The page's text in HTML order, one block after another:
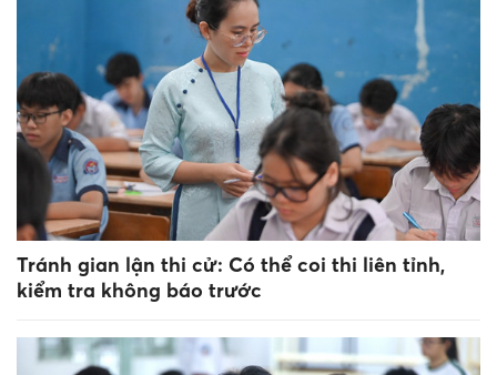
Tránh gian lận thi cử: Có thể coi thi liên tỉnh,
kiểm tra không báo trước